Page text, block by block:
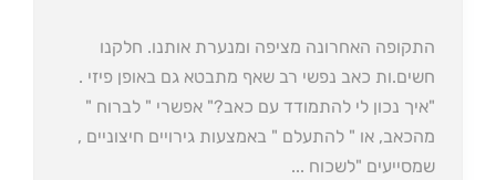
התקופה האחרונה מציפה ומנערת אותנו. חלקנו
חשים.ות כאב נפשי רב שאף מתבטא גם באופן פיזי .
"איך נכון לי להתמודד עם כאב?" אפשרי " לברוח "
מהכאב, או " להתעלם " באמצעות גירויים חיצוניים ,
שמסייעים "לשכוח ...